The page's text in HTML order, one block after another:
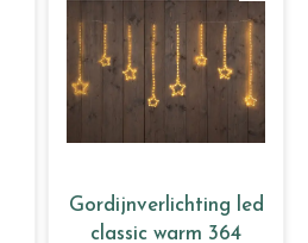
Gordijnverlichting led
classic warm 364